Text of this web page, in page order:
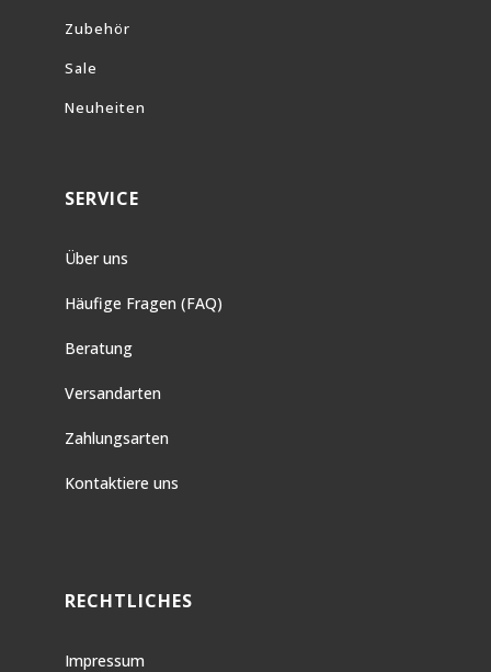
Zubehör
Sale
Neuheiten
SERVICE
Über uns
Häufige Fragen (FAQ)
Beratung
Versandarten
Zahlungsarten
Kontaktiere uns
RECHTLICHES
Impressum